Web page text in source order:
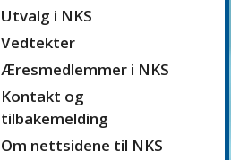
Utvalg i NKS
Vedtekter
Æresmedlemmer i NKS
Kontakt og
tilbakemelding
Om nettsidene til NKS